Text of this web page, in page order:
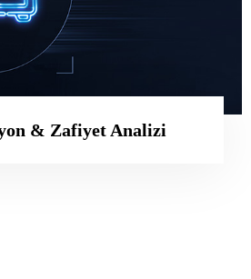
& Zafiyet Analizi